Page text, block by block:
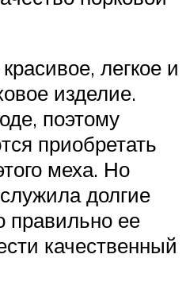
легкое и
изделие.
поэтому
приобретать
меха. Но
долгие
правильно ее
качественный